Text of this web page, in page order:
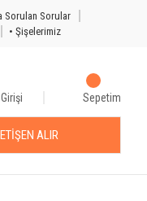
Sorulan Sorular
• Şişelerimiz
Sepetim
ALIR